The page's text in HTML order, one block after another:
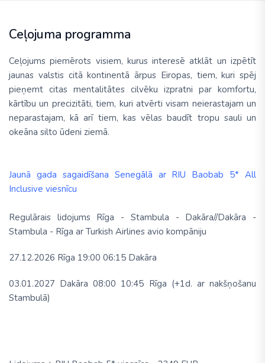
Ceļojuma programma
Ceļojums piemērots visiem, kurus interesē atklāt un izpētīt
jaunas valstis citā kontinentā ārpus Eiropas, tiem, kuri spēj
pieņemt citas mentalitātes cilvēku izpratni par komfortu,
kārtību un precizitāti, tiem, kuri atvērti visam neierastajam un
neparastajam, kā arī tiem, kas vēlas baudīt tropu sauli un
okeāna silto ūdeni ziemā.
Jaunā gada sagaidīšana Senegālā ar RIU Baobab 5* All
Inclusive viesnīcu
Regulārais lidojums Rīga - Stambula - Dakāra//Dakāra -
Stambula - Rīga ar Turkish Airlines avio kompāniju
27.12.2026 Rīga 19:00 06:15 Dakāra
03.01.2027 Dakāra 08:00 10:45 Rīga (+1d. ar nakšņošanu
Stambulā)